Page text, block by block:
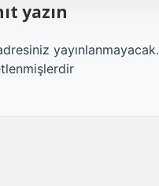
yazın
yayınlanmayacak.